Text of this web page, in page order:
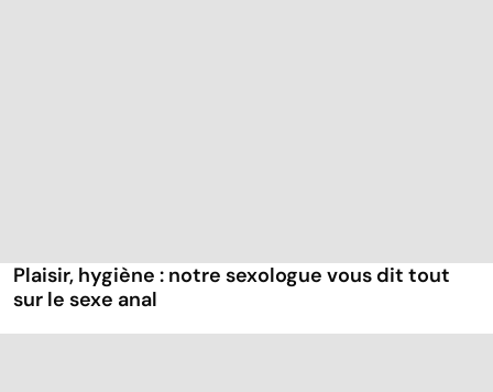
Plaisir, hygiène : notre sexologue vous dit tout
sur le sexe anal